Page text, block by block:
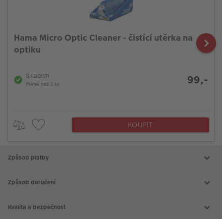
Hama Micro Optic Cleaner - čistící utěrka na
optiku
Skladem
Méně než 3 ks 99,-
KOUPIT
Způsob platby
Způsob doručení
Kvalita a bezpečnost